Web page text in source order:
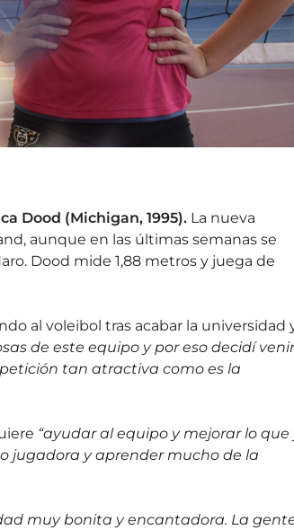
Dood (Michigan, 1995). La nueva
aunque en las últimas semanas se
Dood mide 1,88 metros y juega de
al voleibol tras acabar la universidad
de este equipo y por eso decidí
tan atractiva como es la
“ayudar al equipo y mejorar lo que
jugadora y aprender mucho de la
muy bonita y encantadora. La